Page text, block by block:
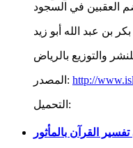
بكر بن عبد الله أبو زيد
والتوزيع بالرياض
المصدر: http://
التحميل:
تفسير القرآن بالمأثور